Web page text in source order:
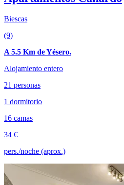
Biescas
(9)
A 5.5 Km de Yésero.
Alojamiento entero
21 personas
1 dormitorio
16 camas
34 €
pers./noche (aprox.)